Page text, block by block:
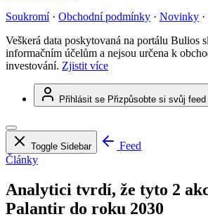
Soukromí · Obchodní podmínky · Novinky ·
Veškerá data poskytovaná na portálu Bulios
informačním účelům a nejsou určena k
investování. Zjistit více
Přihlásit se Přizpůsobte si svůj feed
Toggle Sidebar
Feed
Články
Analytici tvrdí, že tyto 2
Palantir do roku 2030